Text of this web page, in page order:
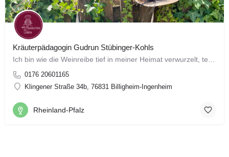
Kräuterpädagogin Gudrun Stübinger-Kohls
0176 20601165
Klingener Straße 34b, 76831 Billigheim-Ingenheim
Rheinland-Pfalz